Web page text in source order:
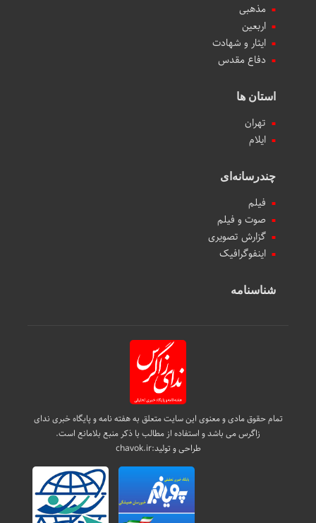
مذهبی
اربعین
ایثار و شهادت
دفاع مقدس
استان ها
تهران
ایلام
چندرسانه‌ای
فیلم
صوت و فیلم
گزارش تصویری
اینفوگرافیک
شناسنامه
تمام حقوق مادی و معنوی این سایت متعلق به هفته نامه و پایگاه خبری ندای
زاگرس می باشد و استفاده از مطالب با ذکر منبع بلامانع است.
طراحی و تولید:chavok.ir